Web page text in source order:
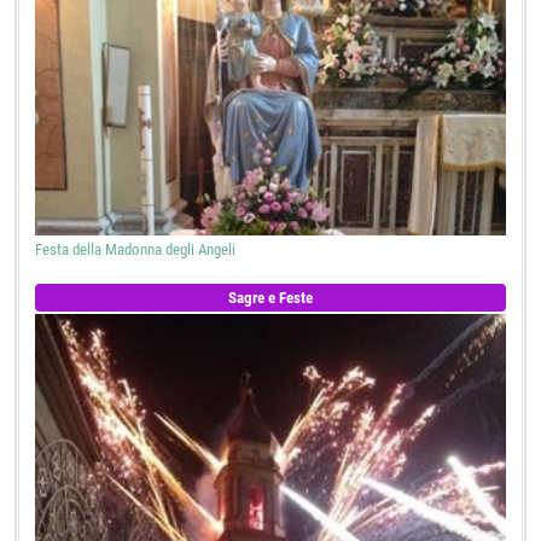
Festa della Madonna degli Angeli
Sagre e Feste